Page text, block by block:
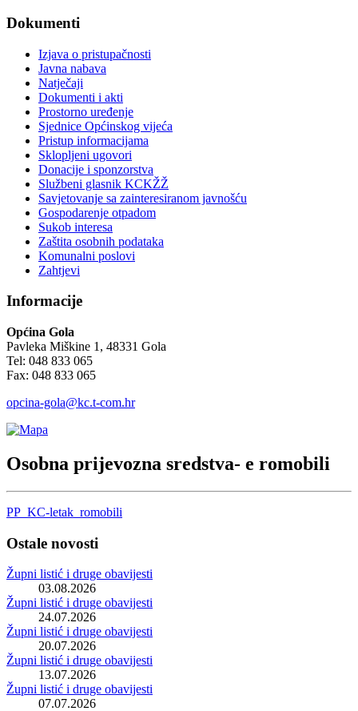
Dokumenti
Izjava o pristupačnosti
Javna nabava
Natječaji
Dokumenti i akti
Prostorno uređenje
Sjednice Općinskog vijeća
Pristup informacijama
Sklopljeni ugovori
Donacije i sponzorstva
Službeni glasnik KCKŽŽ
Savjetovanje sa zainteresiranom javnošću
Gospodarenje otpadom
Sukob interesa
Zaštita osobnih podataka
Komunalni poslovi
Zahtjevi
Informacije
Općina Gola
Pavleka Miškine 1, 48331 Gola
Tel: 048 833 065
Fax: 048 833 065
opcina-gola@kc.t-com.hr
Osobna prijevozna sredstva- e romobili
PP_KC-letak_romobili
Ostale novosti
Župni listić i druge obavijesti
03.08.2026
Župni listić i druge obavijesti
24.07.2026
Župni listić i druge obavijesti
20.07.2026
Župni listić i druge obavijesti
13.07.2026
Župni listić i druge obavijesti
07.07.2026